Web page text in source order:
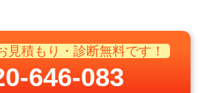
見積もり・診断無料です！
646-083